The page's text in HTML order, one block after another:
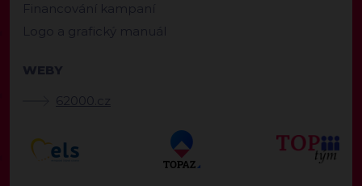
Financování kampaní
Logo a grafický manuál
WEBY
62000.cz